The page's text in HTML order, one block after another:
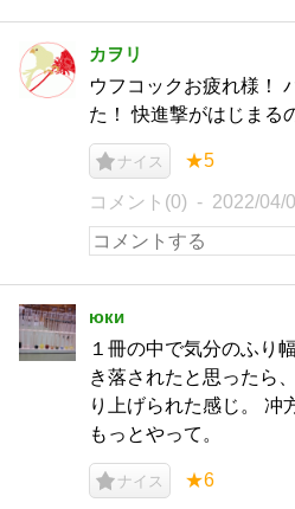
カヲリ
ウフコックお疲れ様！
た！ 快進撃がはじまる
ナイス ★5
コメント(0) 2022/04/
юки
１冊の中で気分のふり
き落されたと思ったら
り上げられた感じ。 冲
もっとやって。
ナイス ★6